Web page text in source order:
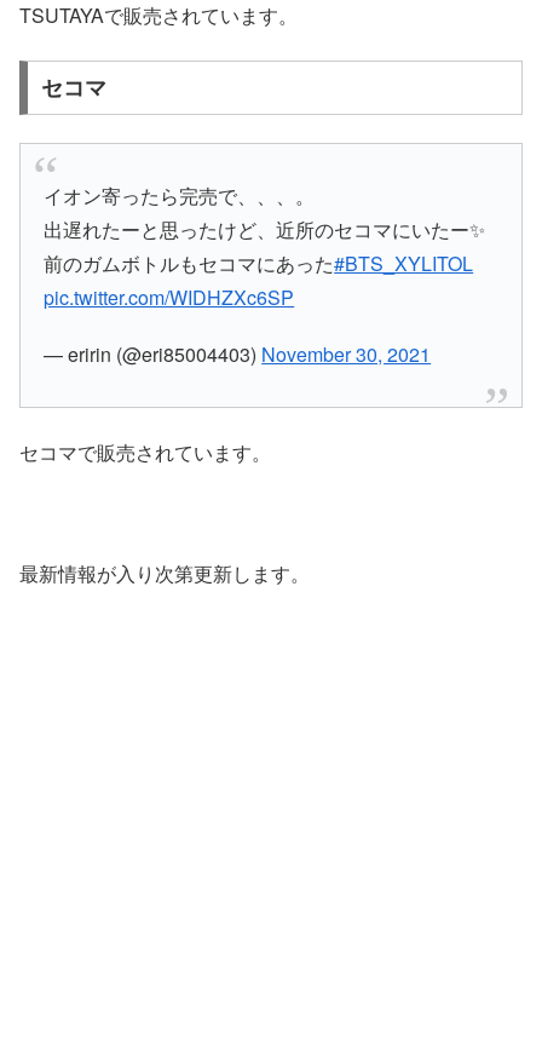
TSUTAYAで販売されています。
セコマ
イオン寄ったら完売で、、、。
出遅れたーと思ったけど、近所のセコマにいたー✨
前のガムボトルもセコマにあった#BTS_XYLITOL
pic.twitter.com/WIDHZXc6SP
— eririn (@eri85004403) November 30, 2021
セコマで販売されています。
最新情報が入り次第更新します。